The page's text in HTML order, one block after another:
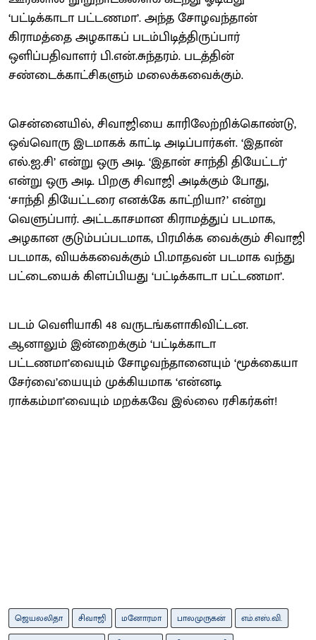
‘பட்டிக்காடா பட்டணமா’. அந்த சோழவந்தான்
கிராமத்தை அழகாகப் படம்பிடித்திருப்பார்
ஒளிப்பதிவாளர் பி.என்.சுந்தரம். படத்தின்
சண்டைக்காட்சிகளும் மலைக்கவைக்கும்.
சென்னையில், சிவாஜியை காரிலேற்றிக்கொண்டு,
ஒவ்வொரு இடமாகக் காட்டி அடிப்பார்கள். ‘இதான்
எல்.ஐ.சி’ என்று ஒரு அடி. ‘இதான் சாந்தி தியேட்டர்’
என்று ஒரு அடி. பிறகு சிவாஜி அடிக்கும் போது,
‘சாந்தி தியேட்டரை எனக்கே காட்றியா?’ என்று
வெளுப்பார். அட்டகாசமான கிராமத்துப் படமாக,
அழகான குடும்பப்படமாக, பிரமிக்க வைக்கும் சிவாஜி
படமாக, வியக்கவைக்கும் பி.மாதவன் படமாக வந்து
பட்டையைக் கிளப்பியது ‘பட்டிக்காடா பட்டணமா’.
படம் வெளியாகி 48 வருடங்களாகிவிட்டன.
ஆனாலும் இன்றைக்கும் ‘பட்டிக்காடா
பட்டணமா’வையும் சோழவந்தானையும் ‘மூக்கையா
சேர்வை’யையும் முக்கியமாக ‘என்னடி
ராக்கம்மா’வையும் மறக்கவே இல்லை ரசிகர்கள்!
ஜெயலலிதா சிவாஜி மனோரமா பாலமுருகன்
எம்.எஸ்.வி.